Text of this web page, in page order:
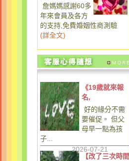
詹媽媽感謝60多
年來會員及各方
的支持,免費婚姻性商測驗
(詳全文)
《19歲就來報
名,
好的緣分不需
要催促。 但父
母早一點為孩
子...
2026-07-21
【改了三次時間